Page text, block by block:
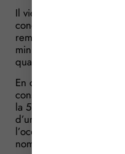
Il vient d’être précisé
conditions pour
remplies et notamment
minimal
qualifiées de JEI.
En outre, le
conserver les parts
la 5e année qui suit
d’un document établi en
l’occasion de chaque
nombre de parts, la date